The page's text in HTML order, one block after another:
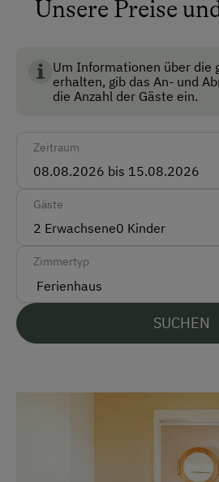
Unsere Preise
Um Informationen über die
erhalten, gib das An- und
die Anzahl der Gäste ein.
Zeitraum
Gäste
2 Erwachsene0 Kinder
Zimmertyp
SUCHEN